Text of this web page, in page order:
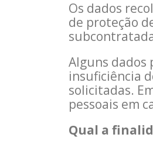
Os dados
de proteção
Alguns dados
insuficiência
solicitadas.
pessoais em
Qual a